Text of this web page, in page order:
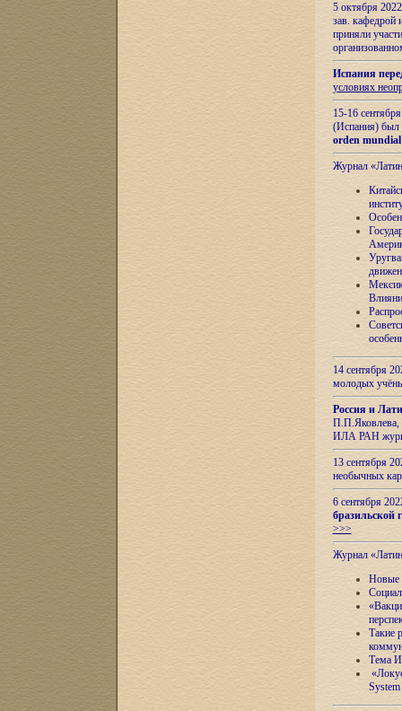
5 октября
зав.
приняли
Испания
условиях
15-16
(Испания) был
orden
Журнал
14 сентября
молодых
Россия и
П.П.Яковлева,
ИЛА РАН
13 сентября
необычных
6 сентября
бразильской
>>>
Журнал
Новые
Такие
Тема